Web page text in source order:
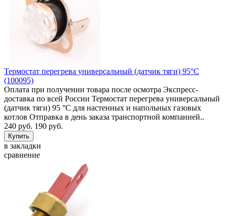
Термостат перегрева универсальный (датчик тяги) 95°C
(100095)
Оплата при получении товара после осмотра Экспресс-
доставка по всей России Термостат перегрева универсальный
(датчик тяги) 95 °C для настенных и напольных газовых
котлов Отправка в день заказа транспортной компанией..
240 руб. 190 руб.
в закладки
сравнение